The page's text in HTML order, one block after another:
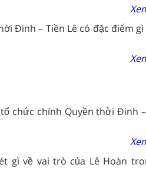
Đinh – Tiền Lê có đặc điểm
chức chính Quyền thời Đinh
gì về vai trò của Lê Hoàn